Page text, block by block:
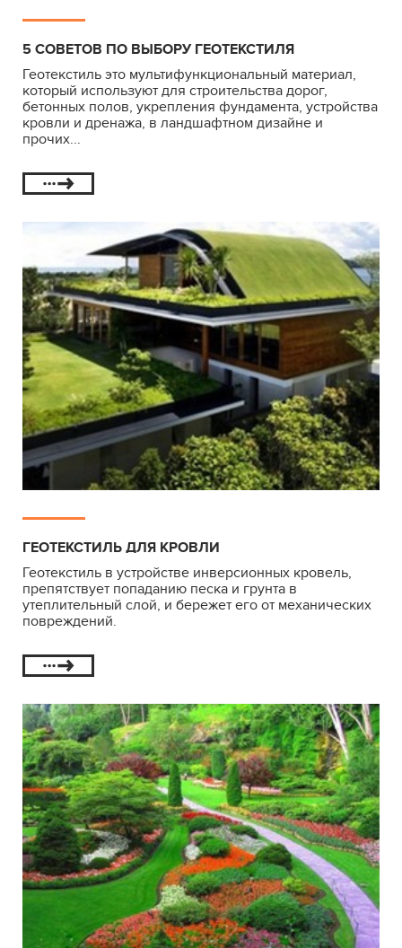
5 СОВЕТОВ ПО ВЫБОРУ ГЕОТЕКСТИЛЯ
Геотекстиль это мультифункциональный материал,
который используют для строительства дорог,
бетонных полов, укрепления фундамента, устройства
кровли и дренажа, в ландшафтном дизайне и
прочих...
ГЕОТЕКСТИЛЬ ДЛЯ КРОВЛИ
Геотекстиль в устройстве инверсионных кровель,
препятствует попаданию песка и грунта в
утеплительный слой, и бережет его от механических
повреждений.